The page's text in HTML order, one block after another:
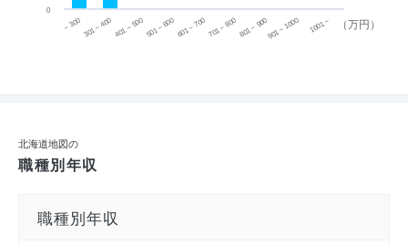
（万円）
~ 300 301 ~ 400 401 ~ 500501 ~ 600601 ~ 700701 ~ 800801 ~ 900901 ~ 1000 1001 ~
0
北海道地図の
職種別年収
職種別年収